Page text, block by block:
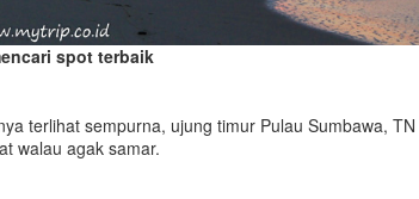
spot terbaik
terlihat sempurna, ujung timur Pulau Sumbawa, TN
walau agak samar.